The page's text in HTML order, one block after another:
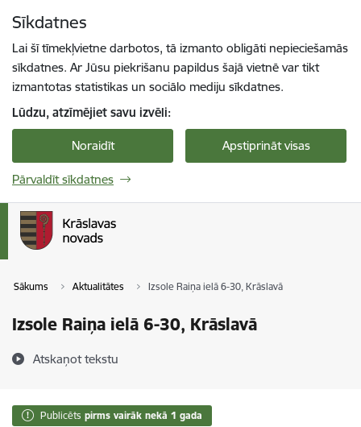
Sīkdatnes
Lai šī tīmekļvietne darbotos, tā izmanto obligāti nepieciešamās
sīkdatnes. Ar Jūsu piekrišanu papildus šajā vietnē var tikt
izmantotas statistikas un sociālo mediju sīkdatnes.
Lūdzu, atzīmējiet savu izvēli:
Noraidīt Apstiprināt visas
Pārvaldīt sīkdatnes
Sākums Aktualitātes Izsole Raiņa ielā 6-30, Krāslavā
Izsole Raiņa ielā 6-30, Krāslavā
Atskaņot tekstu
Publicēts pirms vairāk nekā 1 gada